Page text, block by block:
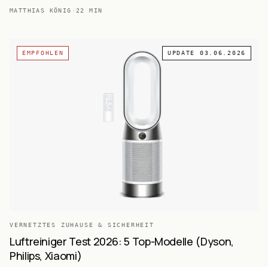
MATTHIAS KÖNIG ·22 MIN
EMPFOHLEN UPDATE 03.06.2026
VERNETZTES ZUHAUSE & SICHERHEIT
Luftreiniger Test 2026: 5 Top-Modelle (Dyson,
Philips, Xiaomi)